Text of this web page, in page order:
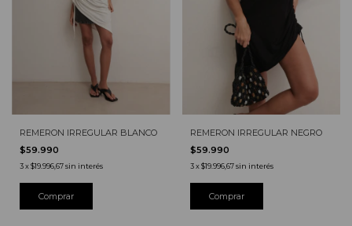
REMERON IRREGULAR BLANCO
$59.990
3x$19.996,67sin interés
Comprar
REMERON IRREGULAR NEGRO
$59.990
3 x$19.996,67 sin interés
Comprar